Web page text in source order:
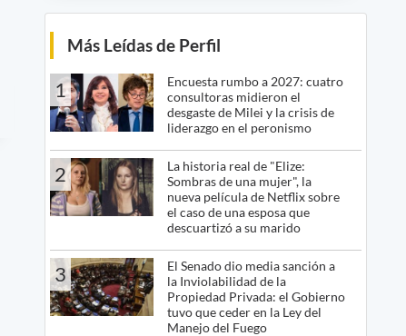
Más Leídas de Perfil
1
Encuesta rumbo a 2027: cuatro
consultoras midieron el
desgaste de Milei y la crisis de
liderazgo en el peronismo
2
La historia real de "Elize:
Sombras de una mujer", la
nueva película de Netflix sobre
el caso de una esposa que
descuartizó a su marido
3
El Senado dio media sanción a
la Inviolabilidad de la
Propiedad Privada: el Gobierno
tuvo que ceder en la Ley del
Manejo del Fuego